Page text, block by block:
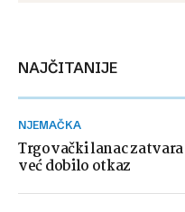
NAJČITANIJE
NJEMAČKA
Trgovački lanac
već dobilo otkaz